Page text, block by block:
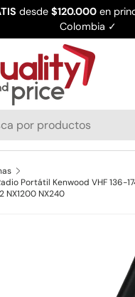
desde $120.000 en
Colombia ✓
Portátil Kenwood VHF 136-
NX1200 NX240
a la información